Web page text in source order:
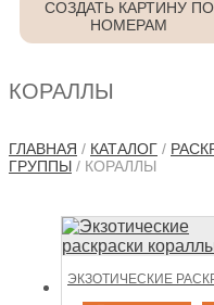
СОЗДАТЬ КАРТИНУ ПО
НОМЕРАМ
КОРАЛЛЫ
ГЛАВНАЯ / КАТАЛОГ /
ГРУППЫ / КОРАЛЛЫ